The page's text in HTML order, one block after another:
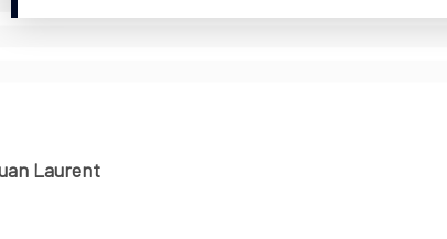
jamais. «Avec les Jeux, certains annonceurs ont vu le
– Juin 2025
Laurent